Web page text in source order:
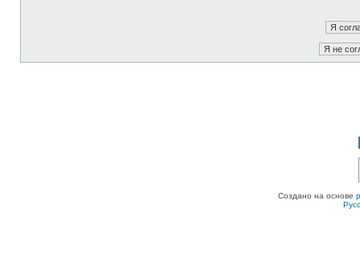
Создано на основе